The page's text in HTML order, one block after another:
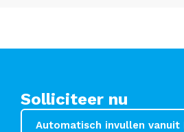
Solliciteer nu
Automatisch invullen vanuit